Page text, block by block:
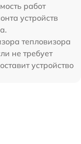
работ
устройств
тепловизора
не требует
устройство